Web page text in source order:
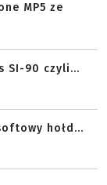
MP5 ze
SI-90 czyli...
hołd...